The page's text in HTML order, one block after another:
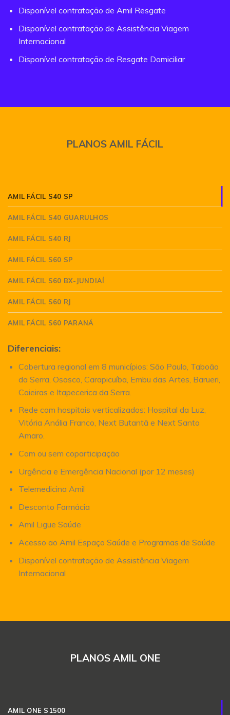
Disponível contratação de Amil Resgate
Disponível contratação de Assistência Viagem
Internacional
Disponível contratação de Resgate Domiciliar
PLANOS AMIL FÁCIL
AMIL FÁCIL S40 SP
AMIL FÁCIL S40 GUARULHOS
AMIL FÁCIL S40 RJ
AMIL FÁCIL S60 SP
AMIL FÁCIL S60 BX-JUNDIAÍ
AMIL FÁCIL S60 RJ
AMIL FÁCIL S60 PARANÁ
Diferenciais:
Cobertura regional em 8 municípios: São Paulo, Taboão
da Serra, Osasco, Carapicuíba, Embu das Artes, Barueri,
Caieiras e Itapecerica da Serra.
Rede com hospitais verticalizados: Hospital da Luz,
Vitória Anália Franco, Next Butantã e Next Santo
Amaro.
Com ou sem coparticipação
Urgência e Emergência Nacional (por 12 meses)
Telemedicina Amil
Desconto Farmácia
Amil Ligue Saúde
Acesso ao Amil Espaço Saúde e Programas de Saúde
Disponível contratação de Assistência Viagem
Internacional
PLANOS AMIL ONE
AMIL ONE S1500